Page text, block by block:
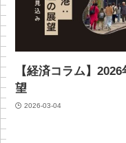
【経済コラム】
望
2026-03-04